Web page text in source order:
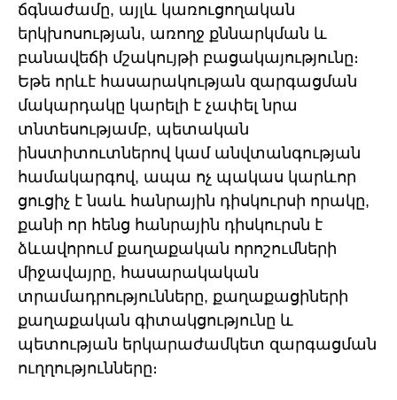
ճգնաժամը, այլև կառուցողական
երկխոսության, առողջ քննարկման և
բանավեճի մշակույթի բացակայությունը։
Եթե որևէ հասարակության զարգացման
մակարդակը կարելի է չափել նրա
տնտեսությամբ, պետական
ինստիտուտներով կամ անվտանգության
համակարգով, ապա ոչ պակաս կարևոր
ցուցիչ է նաև հանրային դիսկուրսի որակը,
քանի որ հենց հանրային դիսկուրսն է
ձևավորում քաղաքական որոշումների
միջավայրը, հասարակական
տրամադրությունները, քաղաքացիների
քաղաքական գիտակցությունը և
պետության երկարաժամկետ զարգացման
ուղղությունները։